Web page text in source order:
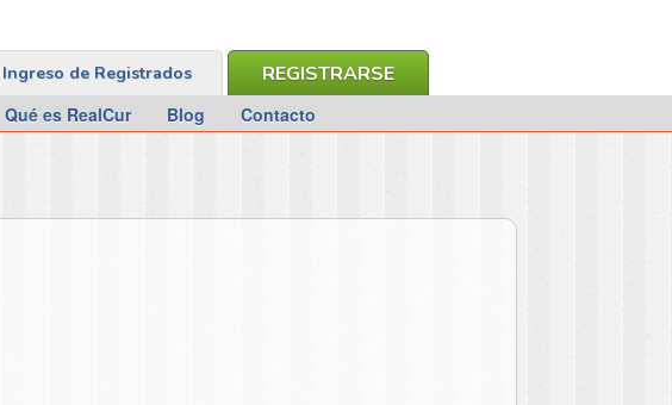
REGISTRARSE
Ingreso de Registrados
Qué es RealCur Blog Contacto